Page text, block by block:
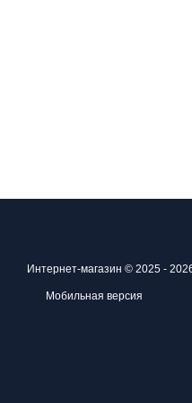
Интернет-магазин © 2025 -
Мобильная версия